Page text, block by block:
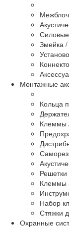
Змейка
Монтажные
Кольца
Клеммы
Решетки
Клеммы
Набор
Стяжки
Охранные